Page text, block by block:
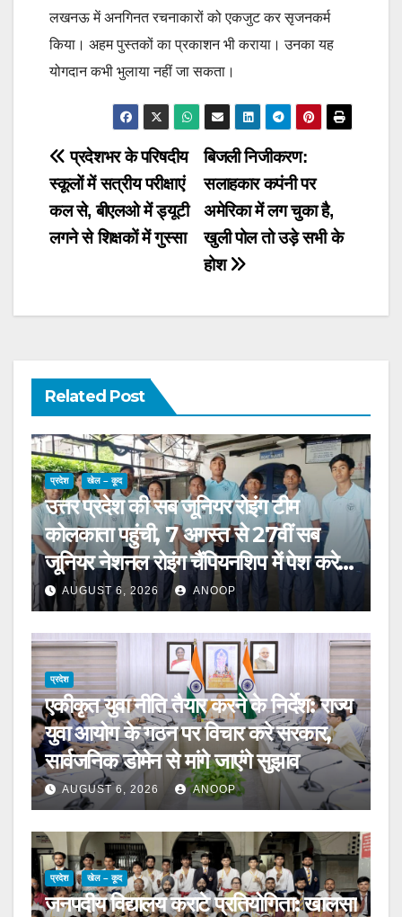
लखनऊ में अनगिनत रचनाकारों को एकजुट कर सृजनकर्म
किया। अहम पुस्तकों का प्रकाशन भी कराया। उनका यह
योगदान कभी भुलाया नहीं जा सकता।
Post
navigation
बिजली निजीकरण:
सलाहकार कपंनी पर
अमेरिका में लग चुका है,
खुली पोल तो उड़े सभी के
होश
प्रदेशभर के परिषदीय
स्कूलों में सत्रीय परीक्षाएं
कल से, बीएलओ में ड्यूटी
लगने से शिक्षकों में गुस्सा
Related Post
प्रदेश खेल – कूद
उत्तर प्रदेश की सब जूनियर रोइंग टीम
कोलकाता पहुंची, 7 अगस्त से 27वीं सब
जूनियर नेशनल रोइंग चैंपियनशिप में पेश करेगी
चुनौती
AUGUST 6, 2026 ANOOP
प्रदेश
एकीकृत युवा नीति तैयार करने के निर्देश: राज्य
युवा आयोग के गठन पर विचार करे सरकार,
सार्वजनिक डोमेन से मांगे जाएंगे सुझाव
AUGUST 6, 2026 ANOOP
प्रदेश खेल – कूद
जनपदीय विद्यालय कराटे प्रतियोगिता: खालसा